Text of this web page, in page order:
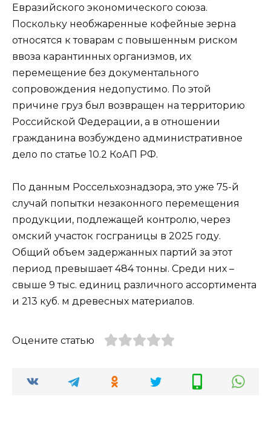
Евразийского экономического союза.
Поскольку необжаренные кофейные зерна
относятся к товарам с повышенным риском
ввоза карантинных организмов, их
перемещение без документального
сопровождения недопустимо. По этой
причине груз был возвращен на территорию
Российской Федерации, а в отношении
гражданина возбуждено административное
дело по статье 10.2 КоАП РФ.
По данным Россельхознадзора, это уже 75-й
случай попытки незаконного перемещения
продукции, подлежащей контролю, через
омский участок госграницы в 2025 году.
Общий объем задержанных партий за этот
период превышает 484 тонны. Среди них –
свыше 9 тыс. единиц различного ассортимента
и 213 куб. м древесных материалов.
Оцените статью